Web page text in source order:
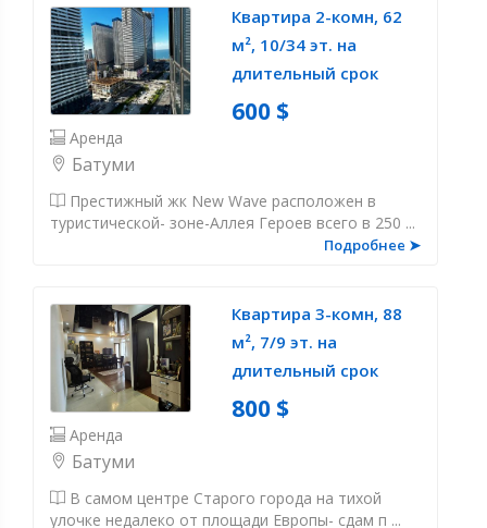
Квартира 2-комн, 62
м², 10/34 эт. на
длительный срок
600 $
Аренда
Батуми
Престижный жк New Wave расположен в
туристической- зоне-Аллея Героев всего в 250 ...
Подробнее ➤
Квартира 3-комн, 88
м², 7/9 эт. на
длительный срок
800 $
Аренда
Батуми
В самом центре Старого города на тихой
улочке недалеко от площади Европы- сдам п ...